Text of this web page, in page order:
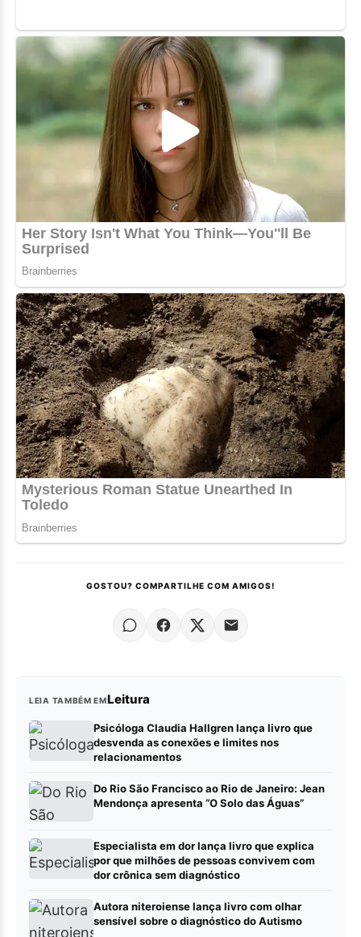
GOSTOU? COMPARTILHE COM AMIGOS!
LEIA TAMBÉM EMLeitura
Psicóloga Claudia Hallgren lança livro que
desvenda as conexões e limites nos
relacionamentos
Do Rio São Francisco ao Rio de Janeiro: Jean
Mendonça apresenta “O Solo das Águas”
Especialista em dor lança livro que explica
por que milhões de pessoas convivem com
dor crônica sem diagnóstico
Autora niteroiense lança livro com olhar
sensível sobre o diagnóstico do Autismo